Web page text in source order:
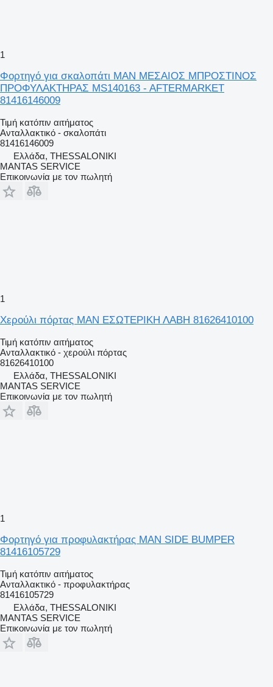
1
Φορτηγό για σκαλοπάτι MAN ΜΕΣΑΙΟΣ ΜΠΡΟΣΤΙΝΟΣ
ΠΡΟΦΥΛΑΚΤΗΡΑΣ MS140163 - AFTERMARKET
81416146009
Τιμή κατόπιν αιτήματος
Ανταλλακτικό - σκαλοπάτι
81416146009
Ελλάδα, THESSALONIKI
MANTAS SERVICE
Επικοινωνία με τον πωλητή
1
Χερούλι πόρτας MAN ΕΣΩΤΕΡΙΚΗ ΛΑΒΗ 81626410100
Τιμή κατόπιν αιτήματος
Ανταλλακτικό - χερούλι πόρτας
81626410100
Ελλάδα, THESSALONIKI
MANTAS SERVICE
Επικοινωνία με τον πωλητή
1
Φορτηγό για προφυλακτήρας MAN SIDE BUMPER
81416105729
Τιμή κατόπιν αιτήματος
Ανταλλακτικό - προφυλακτήρας
81416105729
Ελλάδα, THESSALONIKI
MANTAS SERVICE
Επικοινωνία με τον πωλητή